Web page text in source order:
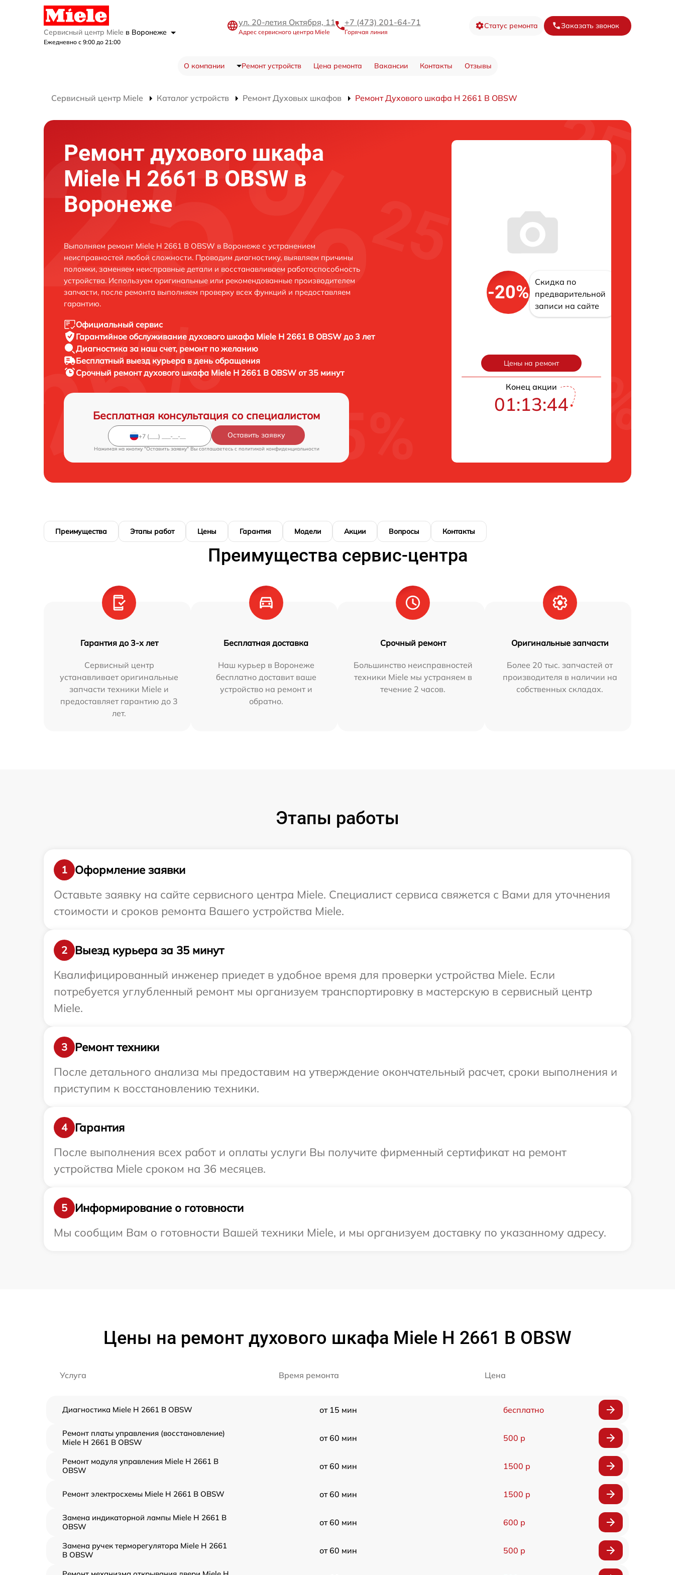
Сервисный центр Miele в Воронеже
Ежедневно с 9:00 до 21:00
ул. 20-летия Октября, 11
Адрес сервисного центра Miele
+7 (473) 201-64-71
Горячая линия
Статус ремонта Заказать звонок
О компании Ремонт устройств Цена ремонта Вакансии Контакты Отзывы
Сервисный центр Miele Каталог устройств Ремонт Духовых шкафов Ремонт Духового шкафа H 2661 B OBSW
Ремонт духового шкафа
Miele H 2661 B OBSW в
Воронеже
Выполняем ремонт Miele H 2661 B OBSW в Воронеже с устранением
неисправностей любой сложности. Проводим диагностику, выявляем причины
поломки, заменяем неисправные детали и восстанавливаем работоспособность
устройства. Используем оригинальные или рекомендованные производителем
запчасти, после ремонта выполняем проверку всех функций и предоставляем
гарантию.
Официальный сервис
Гарантийное обслуживание духового шкафа Miele H 2661 B OBSW до 3 лет
Диагностика за наш счет, ремонт по желанию
Бесплатный выезд курьера в день обращения
Срочный ремонтдухового шкафа Miele H 2661 B OBSW от 35 минут
Бесплатная консультация со специалистом
Оставить заявку
Нажимая на кнопку "Оставить заявку" Вы соглашаетесь c политикой конфиденциальности
-20%
Скидка по
предварительной
записи на сайте
Цены на ремонт
Конец акции
01:13:43
Преимущества Этапы работ Цены Гарантия Модели Акции Вопросы Контакты
Преимущества сервис-центра
Гарантия до 3-х лет
Сервисный центр
устанавливает оригинальные
запчасти техники Miele и
предоставляет гарантию до 3
лет.
Бесплатная доставка
Наш курьер в Воронеже
бесплатно доставит ваше
устройство на ремонт и
обратно.
Срочный ремонт
Большинство неисправностей
техники Miele мы устраняем в
течение 2 часов.
Оригинальные запчасти
Более 20 тыс. запчастей от
производителя в наличии на
собственных складах.
Этапы работы
1
Оформление заявки
Оставьте заявку на сайте сервисного центра Miele. Специалист сервиса свяжется с Вами для уточнения
стоимости и сроков ремонта Вашего устройства Miele.
2
Выезд курьера за 35 минут
Квалифицированный инженер приедет в удобное время для проверки устройства Miele. Если
потребуется углубленный ремонт мы организуем транспортировку в мастерскую в сервисный центр
Miele.
3
Ремонт техники
После детального анализа мы предоставим на утверждение окончательный расчет, сроки выполнения и
приступим к восстановлению техники.
4
Гарантия
После выполнения всех работ и оплаты услуги Вы получите фирменный сертификат на ремонт
устройства Miele сроком на 36 месяцев.
5
Информирование о готовности
Мы сообщим Вам о готовности Вашей техники Miele, и мы организуем доставку по указанному адресу.
Цены на ремонт духового шкафа Miele H 2661 B OBSW
Услуга Время ремонта Цена
Диагностика Miele H 2661 B OBSW от 15 мин бесплатно
Ремонт платы управления (восстановление)
Miele H 2661 B OBSW
от 60 мин 500 р
Ремонт модуля управления Miele H 2661 B
OBSW
от 60 мин 1500 р
Ремонт электросхемы Miele H 2661 B OBSW от 60 мин 1500 р
Замена индикаторной лампы Miele H 2661 B
OBSW
от 60 мин 600 р
Замена ручек терморегулятора Miele H 2661
B OBSW
от 60 мин 500 р